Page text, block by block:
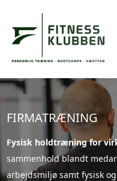
FIRMATRÆNING
Fysisk holdtræning for
sammenhold blandt
arbejdsmiljø samt fysisk